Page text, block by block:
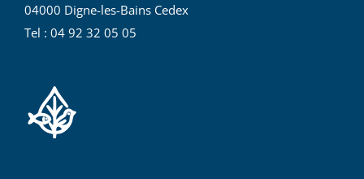
04000 Digne-les-Bains Cedex
Tel : 04 92 32 05 05